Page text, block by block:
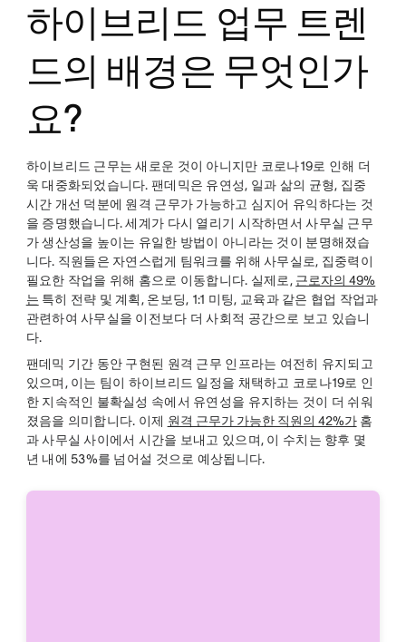
하이브리드 업무 트렌
드의 배경은 무엇인가
요?
하이브리드 근무는 새로운 것이 아니지만 코로나19로 인해 더
욱 대중화되었습니다. 팬데믹은 유연성, 일과 삶의 균형, 집중
시간 개선 덕분에 원격 근무가 가능하고 심지어 유익하다는 것
을 증명했습니다. 세계가 다시 열리기 시작하면서 사무실 근무
가 생산성을 높이는 유일한 방법이 아니라는 것이 분명해졌습
니다. 직원들은 자연스럽게 팀워크를 위해 사무실로, 집중력이
필요한 작업을 위해 홈으로 이동합니다. 실제로, 근로자의 49%
는 특히 전략 및 계획, 온보딩, 1:1 미팅, 교육과 같은 협업 작업과
관련하여 사무실을 이전보다 더 사회적 공간으로 보고 있습니
다.
팬데믹 기간 동안 구현된 원격 근무 인프라는 여전히 유지되고
있으며, 이는 팀이 하이브리드 일정을 채택하고 코로나19로 인
한 지속적인 불확실성 속에서 유연성을 유지하는 것이 더 쉬워
졌음을 의미합니다. 이제 원격 근무가 가능한 직원의 42%가홈
과 사무실 사이에서 시간을 보내고 있으며, 이 수치는 향후 몇
년 내에 53%를 넘어설 것으로 예상됩니다.